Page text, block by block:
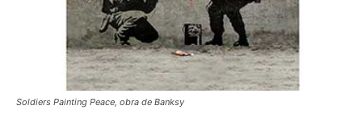
Soldiers Painting Peace, obra de Banksy